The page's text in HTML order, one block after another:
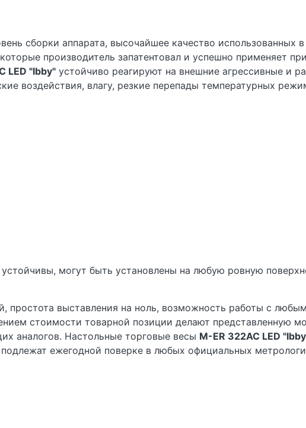
сборки аппарата, высочайшее качество использованных
производитель запатентовал и успешно применяет
LED "Ibby" устойчиво реагируют на внешние агрессивные и
воздействия, влагу, резкие перепады температурных
устойчивы, могут быть установлены на любую ровную
простота выставления на ноль, возможность работы с
стоимости товарной позиции делают представленную
аналогов. Настольные торговые весы M-ER 322AC LED
ежегодной поверке в любых официальных